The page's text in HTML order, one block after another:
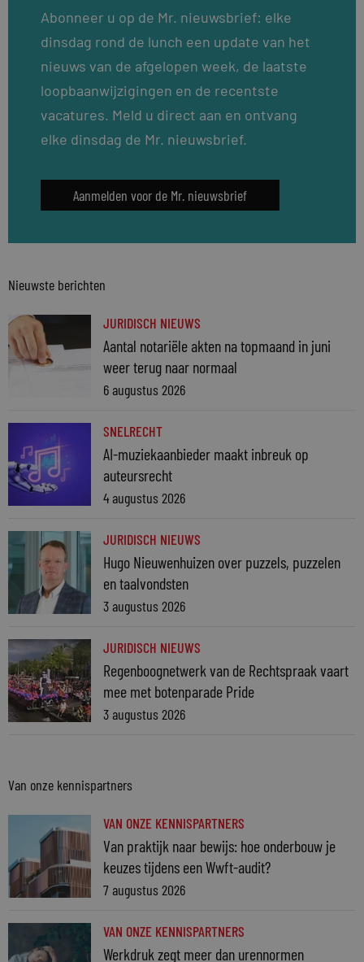
Abonneer u op de Mr. nieuwsbrief: elke
dinsdag rond de lunch een update van het
nieuws van de afgelopen week, de laatste
loopbaanwijzigingen en de recentste
vacatures. Meld u direct aan en ontvang
elke dinsdag de Mr. nieuwsbrief.
Aanmelden voor de Mr. nieuwsbrief
Nieuwste berichten
JURIDISCH NIEUWS
Aantal notariële akten na topmaand in juni
weer terug naar normaal
6 augustus 2026
SNELRECHT
AI-muziekaanbieder maakt inbreuk op
auteursrecht
4 augustus 2026
JURIDISCH NIEUWS
Hugo Nieuwenhuizen over puzzels, puzzelen
en taalvondsten
3 augustus 2026
JURIDISCH NIEUWS
Regenboognetwerk van de Rechtspraak vaart
mee met botenparade Pride
3 augustus 2026
Van onze kennispartners
VAN ONZE KENNISPARTNERS
Van praktijk naar bewijs: hoe onderbouw je
keuzes tijdens een Wwft-audit?
7 augustus 2026
VAN ONZE KENNISPARTNERS
Werkdruk zegt meer dan urennormen